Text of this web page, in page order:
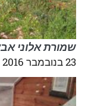
שמורת אלוני
23 בנובמבר 2016